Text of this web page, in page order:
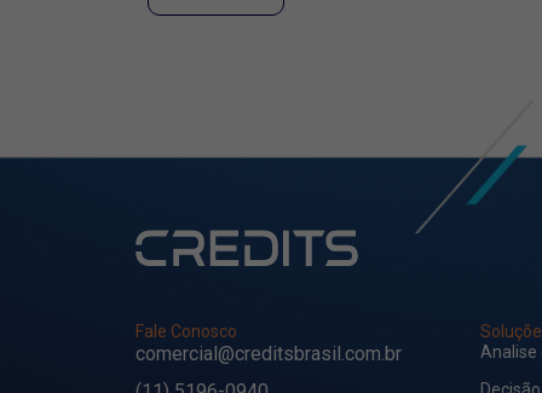
Fale Conosco
comercial@creditsbrasil.com.br
Analise